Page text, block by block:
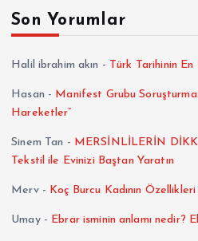
Son Yorumlar
Halil ibrahim akın - Türk Tarihinin
Hasan - Manifest Grubu
Hareketler”
Sinem Tan - MERSİNLİLERİN
Tekstil ile Evinizi Baştan Yaratın
Merv- Koç Burcu Kadının
Umay- Ebrar isminin anlamı nedir?